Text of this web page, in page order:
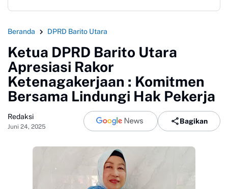
Beranda DPRD Barito Utara
Ketua DPRD Barito Utara
Apresiasi Rakor
Ketenagakerjaan : Komitmen
Bersama Lindungi Hak Pekerja
Redaksi
Juni 24, 2025
Bagikan